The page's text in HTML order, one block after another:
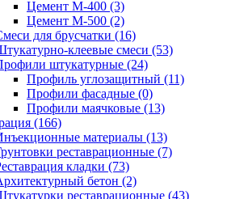
Цемент М-400 (3)
Цемент М-500 (2)
для брусчатки (16)
клеевые смеси (53)
штукатурные (24)
Профиль углозащитный (11)
Профили фасадные (0)
Профили маячковые (13)
(166)
материалы (13)
реставрационные (7)
кладки (73)
бетон (2)
реставрационные (43)